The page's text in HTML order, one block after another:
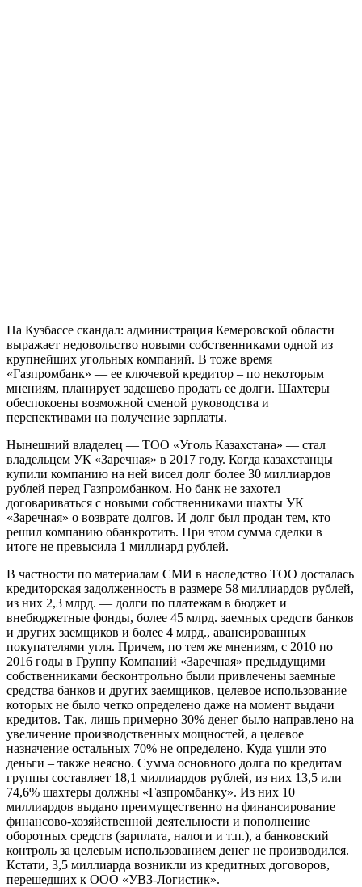
На Кузбассе скандал: администрация Кемеровской области
выражает недовольство новыми собственниками одной из
крупнейших угольных компаний. В тоже время
«Газпромбанк» — ее ключевой кредитор – по некоторым
мнениям, планирует задешево продать ее долги. Шахтеры
обеспокоены возможной сменой руководства и
перспективами на получение зарплаты.
Нынешний владелец — ТОО «Уголь Казахстана» — стал
владельцем УК «Заречная» в 2017 году. Когда казахстанцы
купили компанию на ней висел долг более 30 миллиардов
рублей перед Газпромбанком. Но банк не захотел
договариваться с новыми собственниками шахты УК
«Заречная» о возврате долгов. И долг был продан тем, кто
решил компанию обанкротить. При этом сумма сделки в
итоге не превысила 1 миллиард рублей.
В частности по материалам СМИ в наследство ТОО досталась
кредиторская задолженность в размере 58 миллиардов рублей,
из них 2,3 млрд. — долги по платежам в бюджет и
внебюджетные фонды, более 45 млрд. заемных средств банков
и других заемщиков и более 4 млрд., авансированных
покупателями угля. Причем, по тем же мнениям, с 2010 по
2016 годы в Группу Компаний «Заречная» предыдущими
собственниками бесконтрольно были привлечены заемные
средства банков и других заемщиков, целевое использование
которых не было четко определено даже на момент выдачи
кредитов. Так, лишь примерно 30% денег было направлено на
увеличение производственных мощностей, а целевое
назначение остальных 70% не определено. Куда ушли это
деньги – также неясно. Сумма основного долга по кредитам
группы составляет 18,1 миллиардов рублей, из них 13,5 или
74,6% шахтеры должны «Газпромбанку». Из них 10
миллиардов выдано преимущественно на финансирование
финансово-хозяйственной деятельности и пополнение
оборотных средств (зарплата, налоги и т.п.), а банковский
контроль за целевым использованием денег не производился.
Кстати, 3,5 миллиарда возникли из кредитных договоров,
перешедших к ООО «УВЗ-Логистик».